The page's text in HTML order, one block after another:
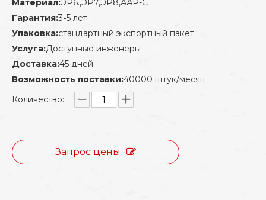
Материал:ЭР6.,ЭР7,ЭР8,ААР-С
Гарантия:3-5 лет
Упаковка:стандартный экспортный пакет
Услуга:Доступные инженеры
Доставка:45 дней
Возможность поставки:40000 штук/месяц
Количество:
Запрос цены